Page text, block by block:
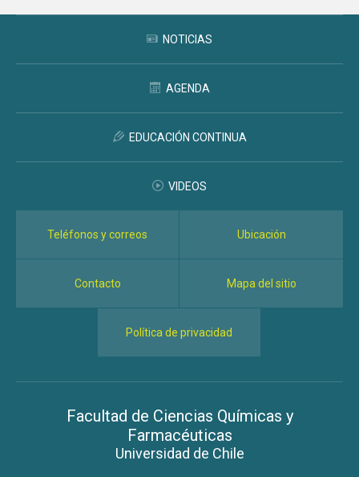
NOTICIAS
AGENDA
EDUCACIÓN CONTINUA
VIDEOS
Teléfonos y correos Ubicación
Contacto Mapa del sitio
Política de privacidad
Facultad de Ciencias Químicas y
Farmacéuticas
Universidad de Chile